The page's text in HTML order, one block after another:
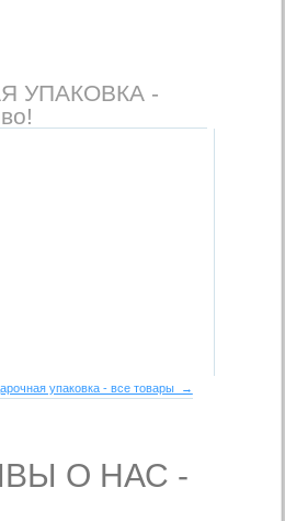
УПАКОВКА -
упаковка - все товары →
О НАС -